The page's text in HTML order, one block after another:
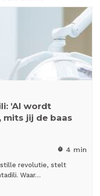
'AI wordt
mits jij de baas
timer 4 min
stille revolutie, stelt
Waar…